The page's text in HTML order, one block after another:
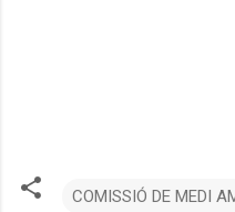
COMISSIÓ DE MEDI